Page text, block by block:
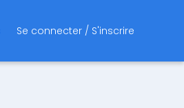
Se connecter / S'inscrire